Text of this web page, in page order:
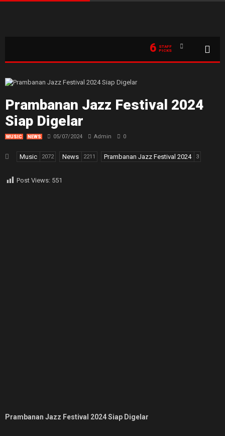
6
STAFF
PICKS
Prambanan Jazz Festival 2024
Siap Digelar
MUSIC NEWS 05/07/2024 Admin 0
Music 2072 News 2211 Prambanan Jazz Festival 2024 3
Post Views: 551
Prambanan Jazz Festival 2024 Siap Digelar